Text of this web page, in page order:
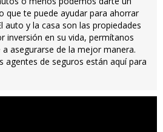
que te puede ayudar para ahorrar
auto y la casa son las propiedades
inversión en su vida, permítanos
a asegurarse de la mejor manera.
agentes de seguros están aquí para